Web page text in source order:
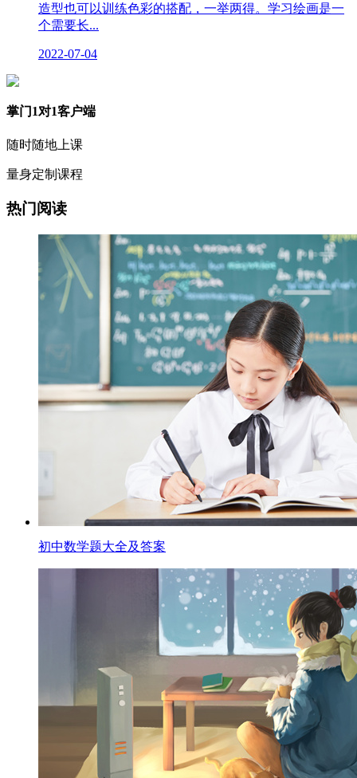
造型也可以训练色彩的搭配，一举两得。学习绘画是一
个需要长...
2022-07-04
掌门1对1客户端
随时随地上课
量身定制课程
热门阅读
初中数学题大全及答案